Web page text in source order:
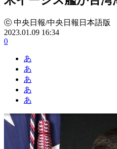
ⓒ 中央日報/中央日報日本語版
2023.01.09 16:34
0
あ
あ
あ
あ
あ